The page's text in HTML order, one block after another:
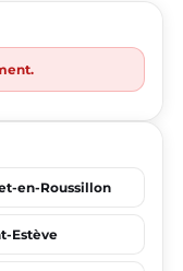
en-Roussillon
Estève